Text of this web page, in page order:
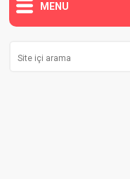
MENU